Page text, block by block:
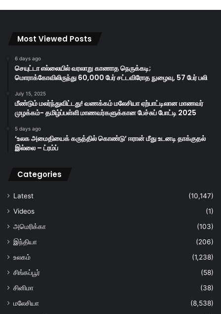
Most Viewed Posts
6 days ago
செயுட்டா எல்லையில் வரலாறு காணாத நெருக்கடி;
மொராக்கோவிலிருந்து 60,000 பேர் சட்டவிரோத நுழைவு, 57 பேர் பலி
July 15, 2025
மீண்டும் மலர்ந்துவிட்டது! வணக்கம் மலேசியா ஏற்பாட்டிலான மாணவர்
முழக்கம்- தமிழ்ப்பள்ளி மாணவர்களுக்கான பேச்சுப் போட்டி 2025
5 days ago
‘உலக அமைதியைக் கருத்தில் கொண்டு’ ஈரான் மீது உடனடி தாக்குதல்
இல்லை – ட்ரம்ப்
Categories
Latest
(10,147)
Videos
(1)
அமெரிக்கா
(103)
இந்தியா
(206)
உலகம்
(1,238)
சிங்கப்பூர்
(58)
சினிமா
(38)
மலேசியா
(8,538)